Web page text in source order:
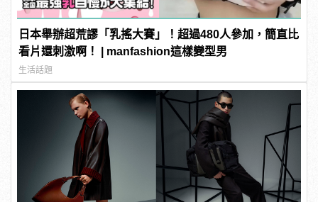
日本舉辦超荒謬「乳搖大賽」！超過480人參加，簡直比
看片還刺激啊！ | manfashion這樣變型男
生活話題